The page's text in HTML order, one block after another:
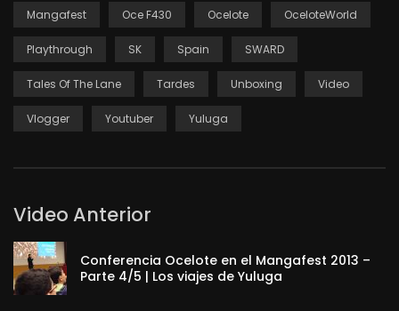
Mangafest Oce F430 Ocelote OceloteWorld
Playthrough SK Spain SWARD
Tales Of The Lane Tardes Unboxing Video
Vlogger Youtuber Yuluga
Video Anterior
Conferencia Ocelote en el Mangafest 2013 –
Parte 4/5 | Los viajes de Yuluga